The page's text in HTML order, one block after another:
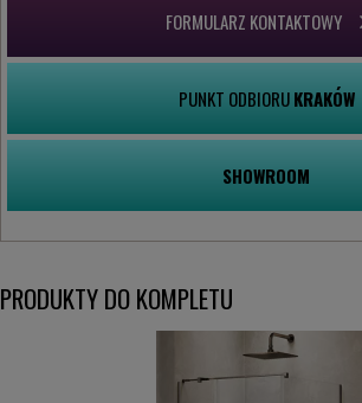
FORMULARZ KONTAKTOWY
PUNKT ODBIORUKRAKÓW
SHOWROOM
PRODUKTY DO KOMPLETU